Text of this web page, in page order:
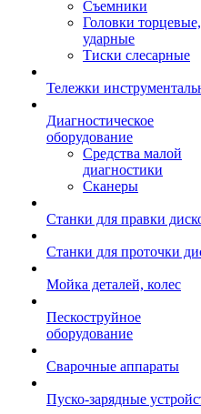
Съемники
Головки торцевые,
ударные
Тиски слесарные
Тележки
Диагностическое
оборудование
Средства малой
диагностики
Сканеры
Станки для правки
Станки для проточки
Мойка деталей, колес
Пескоструйное
оборудование
Сварочные аппараты
Пуско-зарядные